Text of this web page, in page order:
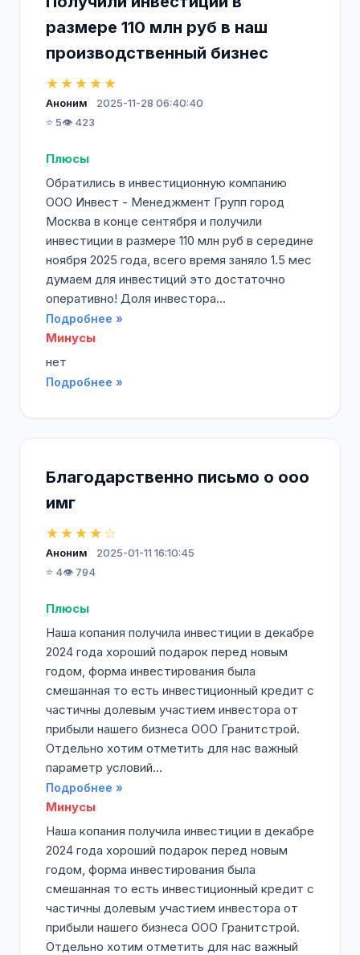
размере 110 млн руб в наш
производственный бизнес
★★★★★
Аноним
2025-11-28 06:40:40
⭐ 5👁️ 423
Плюсы
Обратились в инвестиционную компанию
ООО Инвест - Менеджмент Групп город
Москва в конце сентября и получили
инвестиции в размере 110 млн руб в середине
ноября 2025 года, всего время заняло 1.5 мес
думаем для инвестиций это достаточно
оперативно! Доля инвестора...
Подробнее »
Минусы
нет
Подробнее »
Благодарственно письмо о ооо
имг
★★★★☆
Аноним
2025-01-11 16:10:45
⭐ 4👁️ 794
Плюсы
Наша копания получила инвестиции в декабре
2024 года хороший подарок перед новым
годом, форма инвестирования была
смешанная то есть инвестиционный кредит с
частичны долевым участием инвестора от
прибыли нашего бизнеса ООО Гранитстрой.
Отдельно хотим отметить для нас важный
параметр условий...
Подробнее »
Минусы
Наша копания получила инвестиции в декабре
2024 года хороший подарок перед новым
годом, форма инвестирования была
смешанная то есть инвестиционный кредит с
частичны долевым участием инвестора от
прибыли нашего бизнеса ООО Гранитстрой.
Отдельно хотим отметить для нас важный